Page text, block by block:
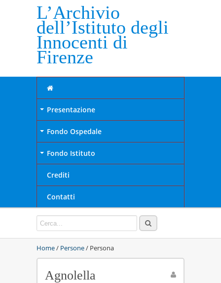
L’Archivio
dell’Istituto degli
Innocenti di
Firenze
Presentazione
Fondo Ospedale
Fondo Istituto
Crediti
Contatti
Home/ Persone/ Persona
Agnolella